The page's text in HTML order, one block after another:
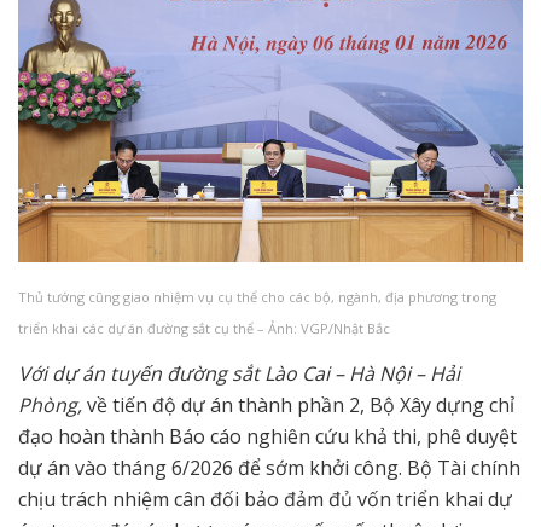
Thủ tướng cũng giao nhiệm vụ cụ thể cho các bộ, ngành, địa phương trong
triển khai các dự án đường sắt cụ thể – Ảnh: VGP/Nhật Bắc
Với dự án tuyến đường sắt Lào Cai – Hà Nội – Hải
Phòng,về tiến độ dự án thành phần 2, Bộ Xây dựng chỉ
đạo hoàn thành Báo cáo nghiên cứu khả thi, phê duyệt
dự án vào tháng 6/2026 để sớm khởi công. Bộ Tài chính
chịu trách nhiệm cân đối bảo đảm đủ vốn triển khai dự